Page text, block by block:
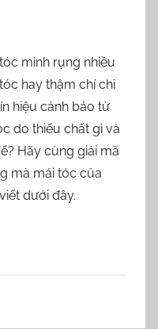
mình rụng nhiều
hay thậm chí chỉ
hiệu cảnh báo từ
do thiếu chất gì và
Hãy cùng giải mã
mà mái tóc của
dưới đây.